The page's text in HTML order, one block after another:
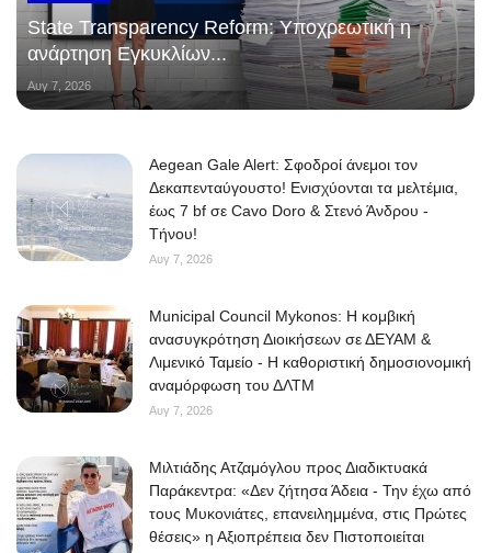
State Transparency Reform: Υποχρεωτική η
ανάρτηση Εγκυκλίων...
Αυγ 7, 2026
Aegean Gale Alert: Σφοδροί άνεμοι τον
Δεκαπενταύγουστο! Ενισχύονται τα μελτέμια,
έως 7 bf σε Cavo Doro & Στενό Άνδρου -
Τήνου!
Αυγ 7, 2026
Municipal Council Mykonos: Η κομβική
ανασυγκρότηση Διοικήσεων σε ΔΕΥΑΜ &
Λιμενικό Ταμείο - Η καθοριστική δημοσιονομική
αναμόρφωση του ΔΛΤΜ
Αυγ 7, 2026
Μιλτιάδης Ατζαμόγλου προς Διαδικτυακά
Παράκεντρα: «Δεν ζήτησα Άδεια - Την έχω από
τους Μυκονιάτες, επανειλημμένα, στις Πρώτες
θέσεις» η Αξιοπρέπεια δεν Πιστοποιείται